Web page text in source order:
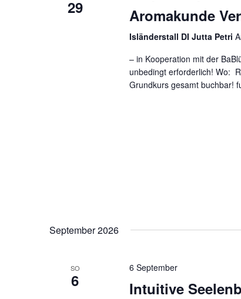
29 Aromakunde
Isländerstall DI Jutta Petri
– in Kooperation mit der
unbedingt erforderlich! Wo:
Grundkurs gesamt buchbar!
September 2026
SO
6
6 September
Intuitive